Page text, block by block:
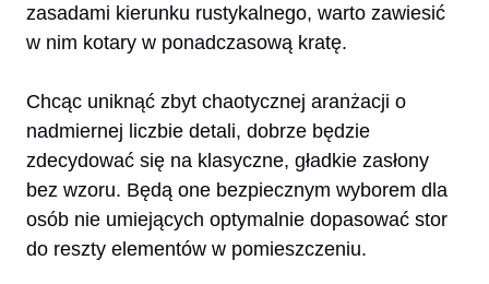
zasadami kierunku rustykalnego, warto zawiesić
w nim kotary w ponadczasową kratę.
Chcąc uniknąć zbyt chaotycznej aranżacji o
nadmiernej liczbie detali, dobrze będzie
zdecydować się na klasyczne, gładkie zasłony
bez wzoru. Będą one bezpiecznym wyborem dla
osób nie umiejących optymalnie dopasować stor
do reszty elementów w pomieszczeniu.